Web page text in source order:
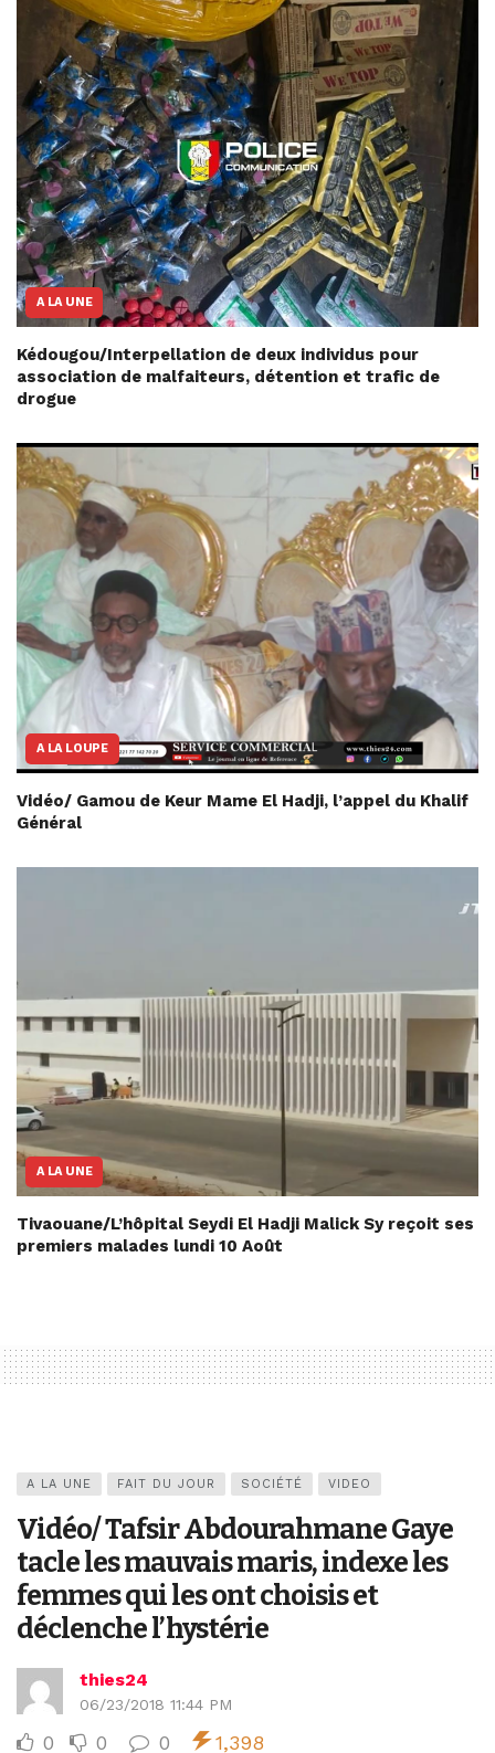
A LA UNE
Kédougou/Interpellation de deux individus pour
association de malfaiteurs, détention et trafic de
drogue
A LA LOUPE
Vidéo/ Gamou de Keur Mame El Hadji, l’appel du Khalif
Général
A LA UNE
Tivaouane/L’hôpital Seydi El Hadji Malick Sy reçoit ses
premiers malades lundi 10 Août
A LA UNE FAIT DU JOUR SOCIÉTÉ VIDEO
Vidéo/ Tafsir Abdourahmane Gaye
tacle les mauvais maris, indexe les
femmes qui les ont choisis et
déclenche l’hystérie
thies24
06/23/2018 11:44 PM
0 0 0 1,398